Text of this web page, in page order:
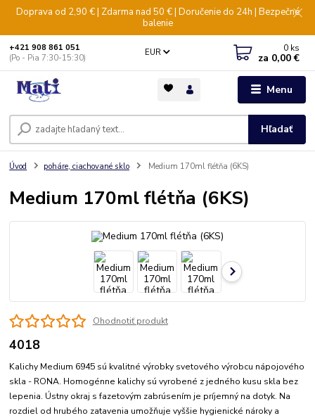
Doprava od 2,90 € | Zdarma nad 50 € | Doručenie do 24h | Bezpečné
balenie
Menu
EUR
Hľadať
+421 908 861 051
(Po - Pia 7:30-15:30)
0 ks
za 0,00 €
Úvod poháre, ciachované sklo Medium 170ml flétňa (6KS)
Medium 170ml flétňa (6KS)
Ohodnotiť produkt
4018
Kalichy Medium 6945 sú kvalitné výrobky svetového výrobcu nápojového
skla - RONA. Homogénne kalichy sú vyrobené z jedného kusu skla bez
lepenia. Ústny okraj s fazetovým zabrúsením je príjemný na dotyk. Na
rozdiel od hrubého zatavenia umožňuje vyššie hygienické nároky a